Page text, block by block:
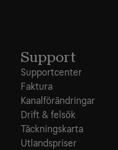
Support
Supportcenter
Faktura
Kanalförändringar
Drift & felsök
Täckningskarta
Utlandspriser